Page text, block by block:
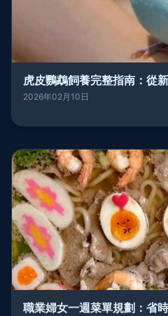
虎皮鸚鵡飼養完整指南：從
2026年02月10日
職業婦女一週菜單規劃：省